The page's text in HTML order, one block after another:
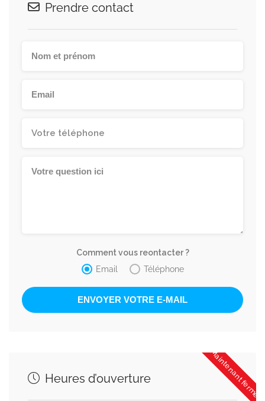
Prendre contact
Comment vous reontacter ?
Email
Téléphone
Maintenant fermé
Heures d’ouverture